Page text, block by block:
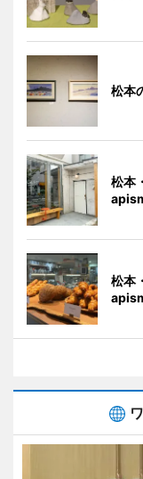
松本
松本
松本